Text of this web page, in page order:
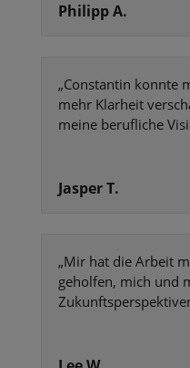
Philipp A.
„Constantin konnte
mehr Klarheit
meine berufliche
Jasper T.
„Mir hat die Arbeit
geholfen, mich und